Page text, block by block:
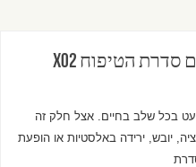
כך תטפלו בעור יבש ועייף עם סדרת הטיפוח XO2
בכל שלב בחיים. אצל חלק זה
יובש, ירידה באלסטיות או הופעת